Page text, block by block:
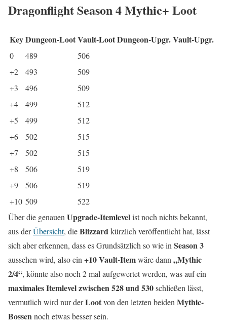
Dragonflight Season 4 Mythic+ Loot
KeyDungeon-LootVault-LootDungeon-Upgr.Vault-Upgr.
0 489
506
+2
493
509
+3
496
509
+4
499
512
+5
499
512
+6
502
515
+7
502
515
+8
506
519
+9
506
519
+10 509
522
Über die genauen Upgrade-Itemlevelist noch nichts bekannt,
aus derÜbersicht, dieBlizzardkürzlich veröffentlicht hat, lässt
sich aber erkennen, dass es Grundsätzlich so wie in Season 3
aussehen wird, also ein +10 Vault-Itemwäre dann „Mythic
2/4“, könnte also noch 2 mal aufgewertet werden, was auf ein
maximales Itemlevel zwischen 528 und 530schließen lässt,
vermutlich wird nur derLootvon den letzten beiden Mythic-
Bossennoch etwas besser sein.